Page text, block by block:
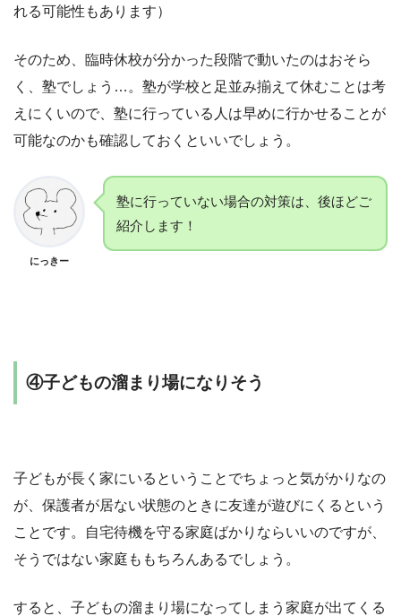
れる可能性もあります）
そのため、臨時休校が分かった段階で動いたのはおそら
く、塾でしょう…。塾が学校と足並み揃えて休むことは考
えにくいので、塾に行っている人は早めに行かせることが
可能なのかも確認しておくといいでしょう。
にっきー
塾に行っていない場合の対策は、後ほどご
紹介します！
④子どもの溜まり場になりそう
子どもが長く家にいるということでちょっと気がかりなの
が、保護者が居ない状態のときに友達が遊びにくるという
ことです。自宅待機を守る家庭ばかりならいいのですが、
そうではない家庭ももちろんあるでしょう。
すると、子どもの溜まり場になってしまう家庭が出てくる